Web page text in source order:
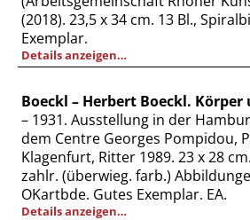
(2018). 23,5 x 34 cm. 13 Bl.,
Exemplar.
Details anzeigen…
Boeckl – Herbert Boeckl. Körper
– 1931. Ausstellung in der
dem Centre Georges Pompidou,
Klagenfurt, Ritter 1989. 23 x 28
zahlr. (überwieg. farb.)
OKartbde. Gutes Exemplar. EA.
Details anzeigen…